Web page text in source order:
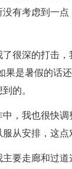
有考虑到一
很深的打击
果是暑假的话
的。
，我也很快
从安排，这点
要走廊和过